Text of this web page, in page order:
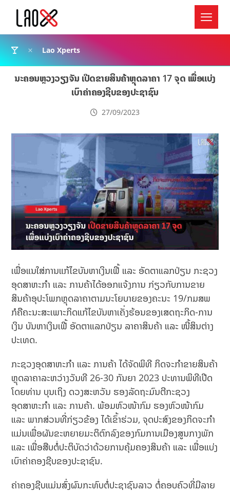
Lao Xperts
ນະຄອນຫຼວງວຽງຈັນ ເປີດຂາຍສິນຄ້າຫຼຸດລາຄາ 17 ຈຸດ ເພື່ອແບ່ງ
ເບົາຄ່າຄອງຊີບຂອງປະຊາຊົນ
27/09/2023
ເພື່ອແນໃສ່ການແກ້ໄຂບັນຫາເງິນເຟີ້ ແລະ ອັດຕາແລກປ່ຽນ ກະຊວງ
ອຸດສາຫະກຳ ແລະ ການຄ້າໄດ້ອອກແຈ້ງການ ກ່ຽວກັບການຂາຍ
ສິນຄ້າອຸປະໂພກຫຼຸດລາຄາຕາມນະໂຍບາຍຂອງຄະນະ 19/ກມສພ
ກໍຄືຄະນະສະເພາະກິດແກ້ໄຂບັນຫາເຄັ່ງຮ້ອນຂອງເສດຖະກິດ-ການ
ເງິນ ບັນຫາເງິນເຟີ້ ອັດຕາແລກປ່ຽນ ລາຄາສິນຄ້າ ແລະ ໜີ້ສິນຕ່າງ
ປະເທດ.
ກະຊວງອຸດສາຫະກຳ ແລະ ການຄ້າ ໄດ້ຈັດພິທີ ກິດຈະກຳຂາຍສິນຄ້າ
ຫຼຸດລາຄາລະຫວ່າງວັນທີ 26-30 ກັນຍາ 2023 ປະທານພິທີເປີດ
ໂດຍທ່ານ ບຸນເຖິງ ດວງສະຫວັນ ຮອງລັດຖະມົນຕີກະຊວງ
ອຸດສາຫະກຳ ແລະ ການຄ້າ. ພ້ອມຫົວໜ້າກົມ ຮອງຫົວໜ້າກົມ
ແລະ ພາກສ່ວນທີ່ກ່ຽວຂ້ອງ ໄດ້ເຂົ້າຮ່ວມ, ຈຸດປະສົງຂອງກິດຈະກຳ
ແມ່ນເພື່ອຜັນຂະຫຍາຍມະຕິຕົກລົງຂອງກົມການເມືອງສູນກາງພັກ
ແລະ ເພື່ອສືບຕໍ່ປະຕິບັດວ່າດ້ວຍການຄຸ້ມຄອງສິນຄ້າ ແລະ ເພື່ອແບ່ງ
ເບົາຄ່າຄອງຊີບຂອງປະຊາຊົນ.
ຄ່າຄອງຊີບແມ່ນສົ່ງຜົນກະທົບຕໍ່ປະຊາຊົນລາວ ຕໍ່ຄອບຄົວທີ່ມີລາຍ